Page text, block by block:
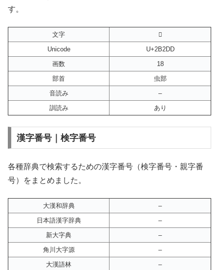
す。
文字
𫋝
Unicode
U+2B2DD
画数
18
部首
虫部
音読み
–
訓読み
あり
漢字番号｜検字番号
各種辞典で検索するための漢字番号（検字番号・親字番
号）をまとめました。
大漢和辞典
–
日本語漢字辞典
–
新大字典
–
角川大字源
–
大漢語林
–